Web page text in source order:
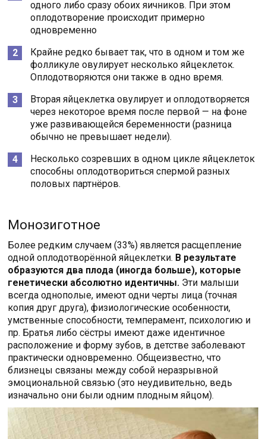
одного либо сразу обоих яичников. При этом
оплодотворение происходит примерно
одновременно
Крайне редко бывает так, что в одном и том же
фолликуле овулирует несколько яйцеклеток.
Оплодотворяются они также в одно время.
Вторая яйцеклетка овулирует и оплодотворяется
через некоторое время после первой — на фоне
уже развивающейся беременности (разница
обычно не превышает недели).
Несколько созревших в одном цикле яйцеклеток
способны оплодотвориться спермой разных
половых партнёров.
Монозиготное
Более редким случаем (33%) является расщепление
одной оплодотворённой яйцеклетки. В результате
образуются два плода (иногда больше), которые
генетически абсолютно идентичны. Эти малыши
всегда однополые, имеют одни черты лица (точная
копия друг друга), физиологические особенности,
умственные способности, темперамент, психологию и
пр. Братья либо сёстры имеют даже идентичное
расположение и форму зубов, в детстве заболевают
практически одновременно. Общеизвестно, что
близнецы связаны между собой неразрывной
эмоциональной связью (это неудивительно, ведь
изначально они были одним плодным яйцом).